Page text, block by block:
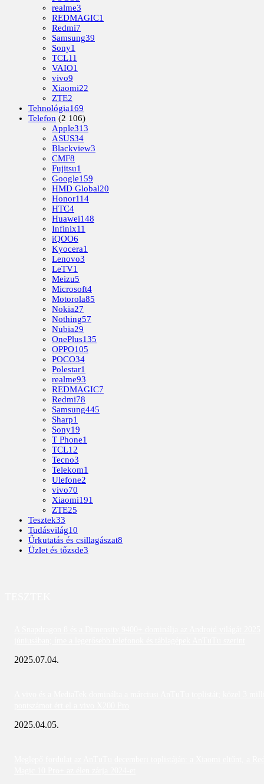
realme3
REDMAGIC1
Redmi7
Samsung39
Sony1
TCL11
VAIO1
vivo9
Xiaomi22
ZTE2
Tehnológia169
Telefon (2 106)
Apple313
ASUS34
Blackview3
CMF8
Fujitsu1
Google159
HMD Global20
Honor114
HTC4
Huawei148
Infinix11
iQOO6
Kyocera1
Lenovo3
LeTV1
Meizu5
Microsoft4
Motorola85
Nokia27
Nothing57
Nubia29
OnePlus135
OPPO105
POCO34
Polestar1
realme93
REDMAGIC7
Redmi78
Samsung445
Sharp1
Sony19
T Phone1
TCL12
Tecno3
Telekom1
Ulefone2
vivo70
Xiaomi191
ZTE25
Tesztek33
Tudásvilág10
Űrkutatás és csillagászat8
Üzlet és tőzsde3
2025.07.04.
2025.04.05.